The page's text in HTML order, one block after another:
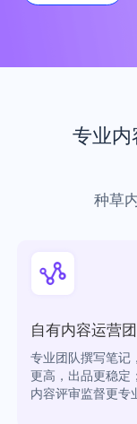
专业
种草
自有内容运营
专业团队撰写笔记
更高，出品更稳定
内容评审监督更专